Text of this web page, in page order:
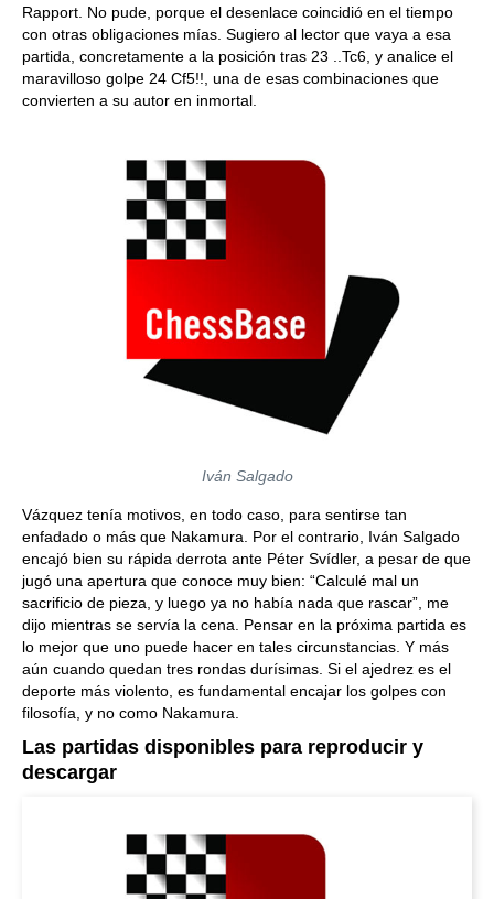
Rapport. No pude, porque el desenlace coincidió en el tiempo
con otras obligaciones mías. Sugiero al lector que vaya a esa
partida, concretamente a la posición tras 23 ..Tc6, y analice el
maravilloso golpe 24 Cf5!!, una de esas combinaciones que
convierten a su autor en inmortal.
Iván Salgado
Vázquez tenía motivos, en todo caso, para sentirse tan
enfadado o más que Nakamura. Por el contrario, Iván Salgado
encajó bien su rápida derrota ante Péter Svídler, a pesar de que
jugó una apertura que conoce muy bien: “Calculé mal un
sacrificio de pieza, y luego ya no había nada que rascar”, me
dijo mientras se servía la cena. Pensar en la próxima partida es
lo mejor que uno puede hacer en tales circunstancias. Y más
aún cuando quedan tres rondas durísimas. Si el ajedrez es el
deporte más violento, es fundamental encajar los golpes con
filosofía, y no como Nakamura.
Las partidas disponibles para reproducir y
descargar